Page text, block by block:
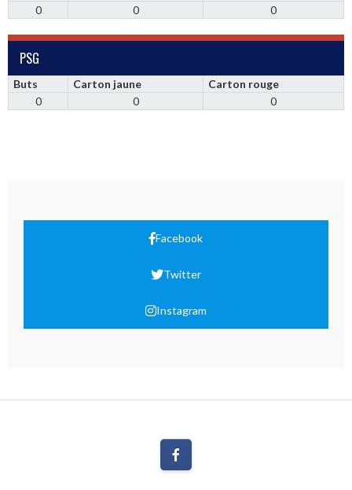
0
0 0
PSG
Buts Carton jaune
Carton rouge
0
0 0
Facebook
Twitter
Instagram